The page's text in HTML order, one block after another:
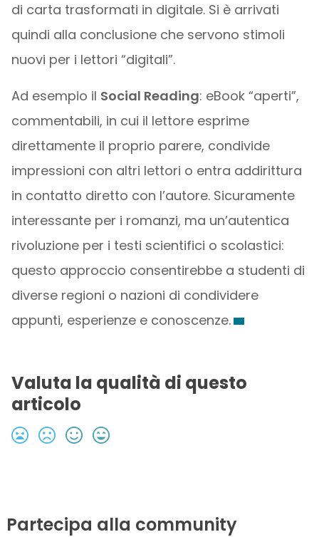
di carta trasformati in digitale. Si è arrivati
quindi alla conclusione che servono stimoli
nuovi per i lettori “digitali”.
Ad esempio il Social Reading: eBook “aperti”,
commentabili, in cui il lettore esprime
direttamente il proprio parere, condivide
impressioni con altri lettori o entra addirittura
in contatto diretto con l’autore. Sicuramente
interessante per i romanzi, ma un’autentica
rivoluzione per i testi scientifici o scolastici:
questo approccio consentirebbe a studenti di
diverse regioni o nazioni di condividere
appunti, esperienze e conoscenze.
Valuta la qualità di questo
articolo
Partecipa alla community